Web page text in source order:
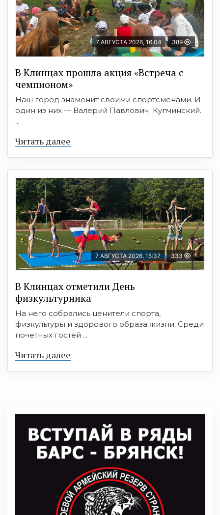
7 АВГУСТА 2026, 16:04 389
В Клинцах прошла акция «Встреча с
чемпионом»
Наш город знаменит своими спортсменами. И
один из них — Валерий Павлович Купчинский.
...
Читать далее
7 АВГУСТА 2026, 15:37 333
В Клинцах отметили День
физкультурника
На него собрались ценители спорта,
физкультуры и здорового образа жизни. Среди
почетных гостей ...
Читать далее